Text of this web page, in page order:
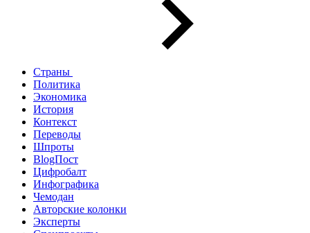
Страны
Политика
Экономика
История
Контекст
Переводы
Шпроты
BlogПост
Цифробалт
Инфографика
Чемодан
Авторские колонки
Эксперты